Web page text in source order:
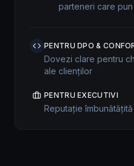
parteneri care
PENTRU DPO &
Dovezi clare pentru
ale clienților
PENTRU EXECUTIVI
Reputație